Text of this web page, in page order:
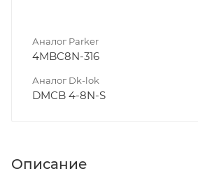
Аналог Parker
4MBC8N-316
Аналог Dk-lok
DMCB 4-8N-S
Описание